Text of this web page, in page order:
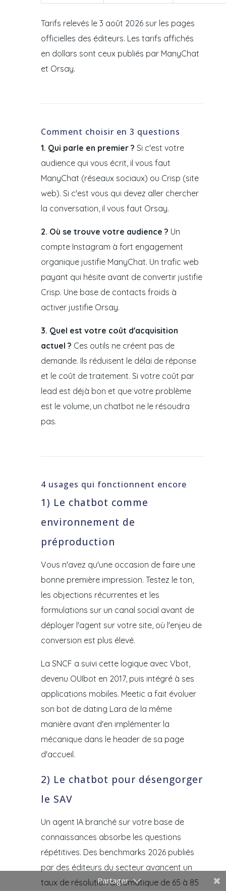
Tarifs relevés le 3 août 2026 sur les pages
officielles des éditeurs. Les tarifs affichés
en dollars sont ceux publiés par ManyChat
et Orsay.
Comment choisir en 3 questions
1. Qui parle en premier ? Si c'est votre
audience qui vous écrit, il vous faut
ManyChat (réseaux sociaux) ou Crisp (site
web). Si c'est vous qui devez aller chercher
la conversation, il vous faut Orsay.
2. Où se trouve votre audience ? Un
compte Instagram à fort engagement
organique justifie ManyChat. Un trafic web
payant qui hésite avant de convertir justifie
Crisp. Une base de contacts froids à
activer justifie Orsay.
3. Quel est votre coût d'acquisition
actuel ? Ces outils ne créent pas de
demande. Ils réduisent le délai de réponse
et le coût de traitement. Si votre coût par
lead est déjà bon et que votre problème
est le volume, un chatbot ne le résoudra
pas.
4 usages qui fonctionnent encore
1) Le chatbot comme
environnement de
préproduction
Vous n'avez qu'une occasion de faire une
bonne première impression. Testez le ton,
les objections récurrentes et les
formulations sur un canal social avant de
déployer l'agent sur votre site, où l'enjeu de
conversion est plus élevé.
La SNCF a suivi cette logique avec Vbot,
devenu OUIbot en 2017, puis intégré à ses
applications mobiles. Meetic a fait évoluer
son bot de dating Lara de la même
manière avant d'en implémenter la
mécanique dans le header de sa page
d'accueil.
2) Le chatbot pour désengorger
le SAV
Un agent IA branché sur votre base de
connaissances absorbe les questions
répétitives. Des benchmarks 2026 publiés
par des éditeurs du secteur avancent un
taux de résolution automatique de 65 à 85